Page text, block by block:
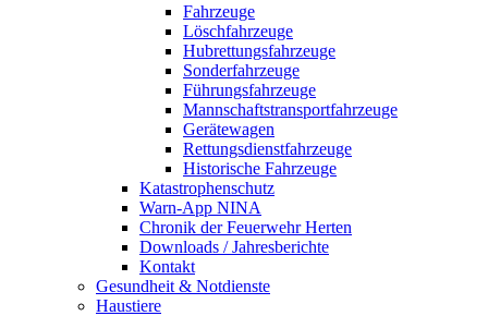
Fahrzeuge
Löschfahrzeuge
Hubrettungsfahrzeuge
Sonderfahrzeuge
Führungsfahrzeuge
Mannschaftstransportfahrzeuge
Gerätewagen
Rettungsdienstfahrzeuge
Historische Fahrzeuge
Katastrophenschutz
Warn-App NINA
Chronik der Feuerwehr Herten
Downloads / Jahresberichte
Kontakt
Gesundheit & Notdienste
Haustiere